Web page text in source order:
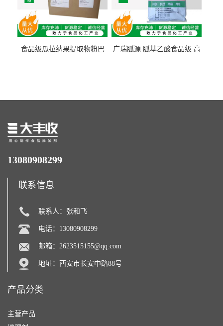
食品级瓜拉纳果提取物粉巴
广瑞胍源 胍基乙酸食品级 高
13080908299
联系信息
联系人：张和飞
电话：13080908299
邮箱： 2623515155@qq.com
地址：西安市长安中路88号
产品分类
主营产品